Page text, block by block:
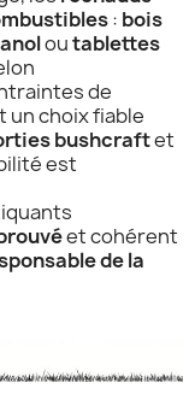
: bois
outablettes
de
un choix fiable
bushcraftet
est
et cohérent
de la